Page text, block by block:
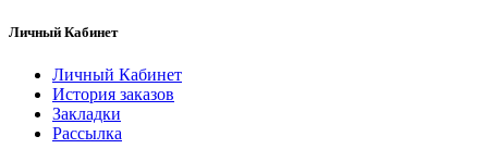
Личный Кабинет
Личный Кабинет
История заказов
Закладки
Рассылка